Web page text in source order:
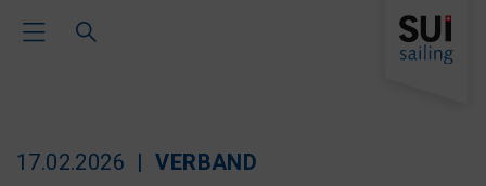
Toggle Main Navigation
17.02.2026 VERBAND